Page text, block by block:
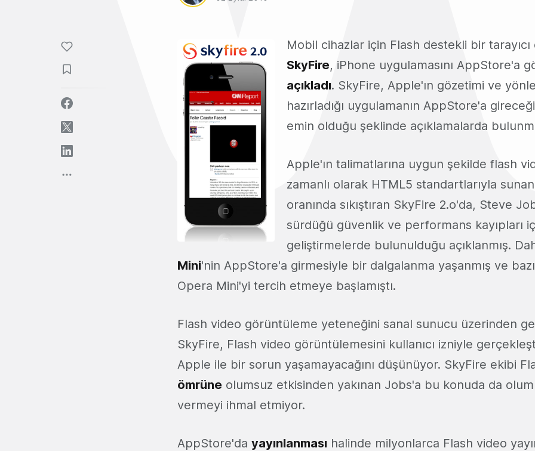
Mobil cihazlar için Flash destekli bir
SkyFire, iPhone uygulamasını AppStore'a
açıkladı. SkyFire, Apple'ın gözetimi ve
hazırladığı uygulamanın AppStore'a
emin olduğu şeklinde açıklamalarda
Apple'ın talimatlarına uygun şekilde flash
zamanlı olarak HTML5 standartlarıyla
oranında sıkıştıran SkyFire 2.o'da, Steve
sürdüğü güvenlik ve performans kayıpları
geliştirmelerde bulunulduğu açıklanmış.
Mini'nin AppStore'a girmesiyle bir dalgalanma yaşanmış ve bazı
Opera Mini'yi tercih etmeye başlamıştı.
Flash video görüntüleme yeteneğini sanal sunucu üzerinden
SkyFire, Flash video görüntülemesini kullanıcı izniyle
Apple ile bir sorun yaşamayacağını düşünüyor. SkyFire ekibi
ömrüne olumsuz etkisinden yakınan Jobs'a bu konuda da
vermeyi ihmal etmiyor.
AppStore'da yayınlanması halinde milyonlarca Flash video